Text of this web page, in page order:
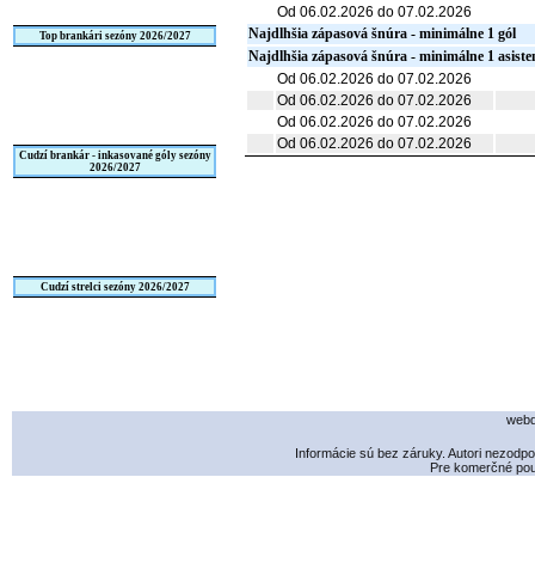
Top brankári sezóny 2026/2027
Cudzí brankár - inkasované góly sezóny
2026/2027
Cudzí strelci sezóny 2026/2027
Od 06.02.2026 do 07.02.2026
Najdlhšia zápasová šnúra - minimálne 1 gól
Najdlhšia zápasová šnúra - minimálne 1
Od 06.02.2026 do 07.02.2026
Od 06.02.2026 do 07.02.2026
Od 06.02.2026 do 07.02.2026
Od 06.02.2026 do 07.02.2026
Informácie sú bez záruky. Autori
Pre komerčné